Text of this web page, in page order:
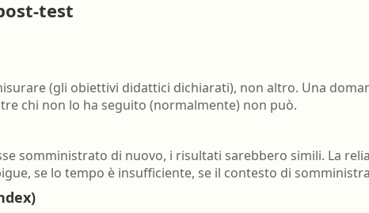
test
(gli obiettivi didattici dichiarati), non altro. Una
chi non lo ha seguito (normalmente) non può.
somministrato di nuovo, i risultati sarebbero simili. La
se lo tempo è insufficiente, se il contesto di